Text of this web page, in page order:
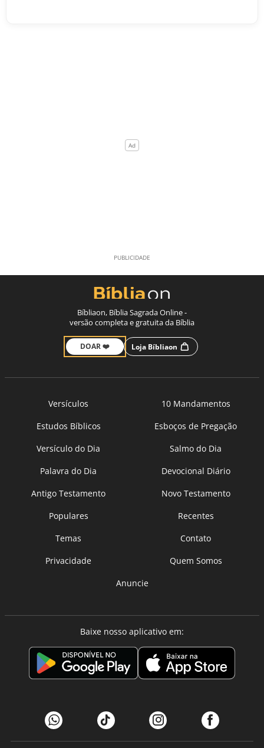
Bíbliaon, Bíblia Sagrada Online -
versão completa e gratuita da Bíblia
DOAR ❤️ Loja Bíbliaon
Versículos
10 Mandamentos
Estudos Bíblicos
Esboços de Pregação
Versículo do Dia
Salmo do Dia
Palavra do Dia
Devocional Diário
Antigo Testamento
Novo Testamento
Populares
Recentes
Temas
Contato
Privacidade
Quem Somos
Anuncie
Baixe nosso aplicativo em: